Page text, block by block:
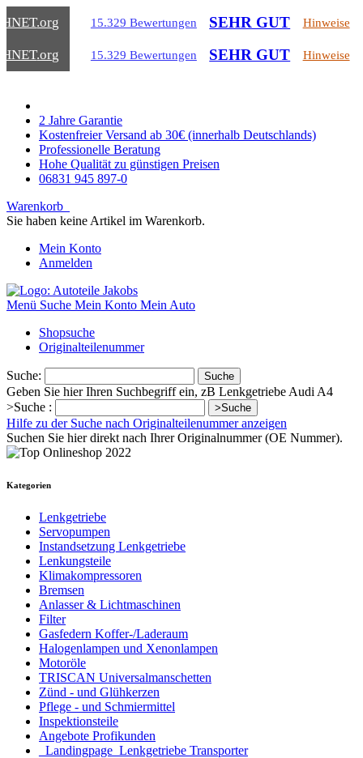
.org 15.329 Bewertungen SEHR GUT Hinweise
.org 15.329 Bewertungen SEHR GUT Hinweise
2 Jahre Garantie
Kostenfreier Versand ab 30€ (innerhalb Deutschlands)
Professionelle Beratung
Hohe Qualität zu günstigen Preisen
06831 945 897-0
Warenkorb
Sie haben keine Artikel im Warenkorb.
Mein Konto
Anmelden
Menü Suche Mein Konto Mein Auto
Shopsuche
Originalteilenummer
Suche: Suche
Geben Sie hier Ihren Suchbegriff ein, zB Lenkgetriebe Audi A4
>Suche :
>Suche
Hilfe zu der Suche nach Originalteilenummer anzeigen
Suchen Sie hier direkt nach Ihrer Originalnummer (OE Nummer).
Kategorien
Lenkgetriebe
Servopumpen
Instandsetzung Lenkgetriebe
Lenkungsteile
Klimakompressoren
Bremsen
Anlasser & Lichtmaschinen
Filter
Gasfedern Koffer-/Laderaum
Halogenlampen und Xenonlampen
Motoröle
TRISCAN Universalmanschetten
Zünd - und Glühkerzen
Pflege - und Schmiermittel
Inspektionsteile
Angebote Profikunden
_Landingpage_Lenkgetriebe Transporter